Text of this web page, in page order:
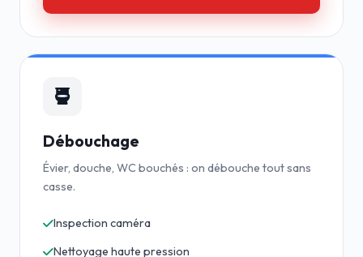
Débouchage
Évier, douche, WC bouchés : on débouche tout sans
casse.
Inspection caméra
Nettoyage haute pression